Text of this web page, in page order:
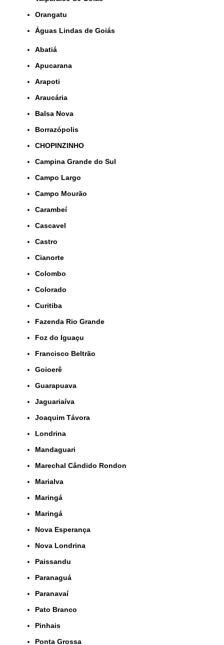
orangatu
Águas Lindas de Goiás
Abatiá
Apucarana
Arapoti
Araucária
Balsa Nova
Borrazópolis
CHOPINZINHO
Campina Grande do Sul
Campo Largo
Campo Mourão
Carambeí
Cascavel
Castro
Cianorte
Colombo
Colorado
Curitiba
Fazenda Rio Grande
Foz do Iguaçu
Francisco Beltrão
Goioerê
Guarapuava
Jaguariaíva
Joaquim Távora
Londrina
Mandaguari
Marechal Cândido Rondon
Marialva
Maringá
Maringá
Nova Esperança
Nova Londrina
Paissandu
Paranaguá
Paranavaí
Pato Branco
Pinhais
Ponta Grossa